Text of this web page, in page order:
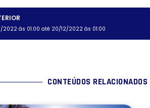
2022 às 01:00 até 20/12/2022 às 01:00
CONTEÚDOS RELACIONADOS